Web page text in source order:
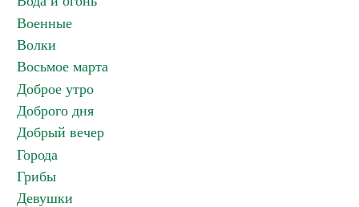
Военные
Волки
Восьмое марта
Доброе утро
Доброго дня
Добрый вечер
Города
Грибы
Девушки